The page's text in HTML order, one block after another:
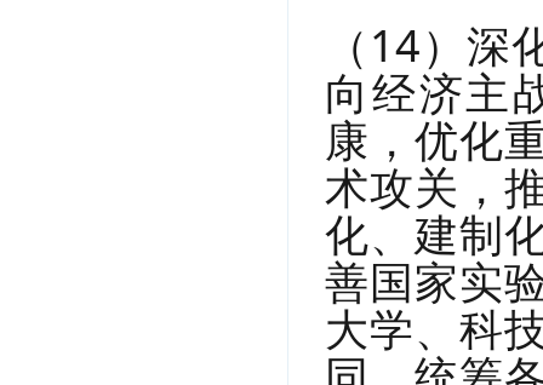
（14）
向经济主
康，优化
术攻关，
化、建制
善国家实
大学、科